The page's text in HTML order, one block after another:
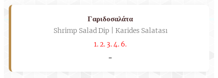
Γαριδοσαλάτα
Shrimp Salad Dip | Karides Salatası
1. 2. 3. 4. 6.
-